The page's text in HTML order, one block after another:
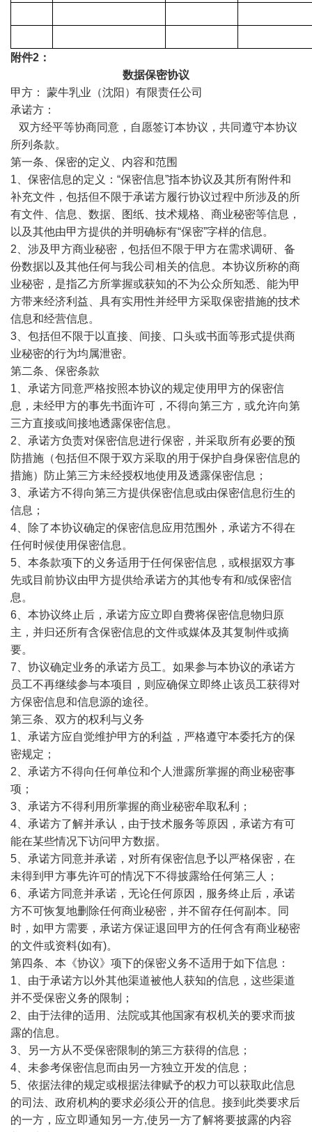
附件2：
数据保密协议
甲方： 蒙牛乳业（沈阳）有限责任公司
承诺方：
双方经平等协商同意，自愿签订本协议，共同遵守本协议
所列条款。
第一条、保密的定义、内容和范围
1、保密信息的定义：“保密信息”指本协议及其所有附件和
补充文件，包括但不限于承诺方履行协议过程中所涉及的所
有文件、信息、数据、图纸、技术规格、商业秘密等信息，
以及其他由甲方提供的并明确标有“保密”字样的信息。
2、涉及甲方商业秘密，包括但不限于甲方在需求调研、备
份数据以及其他任何与我公司相关的信息。本协议所称的商
业秘密，是指乙方所掌握或获知的不为公众所知悉、能为甲
方带来经济利益、具有实用性并经甲方采取保密措施的技术
信息和经营信息。
3、包括但不限于以直接、间接、口头或书面等形式提供商
业秘密的行为均属泄密。
第二条、保密条款
1、承诺方同意严格按照本协议的规定使用甲方的保密信
息，未经甲方的事先书面许可，不得向第三方，或允许向第
三方直接或间接地透露保密信息。
2、承诺方负责对保密信息进行保密，并采取所有必要的预
防措施（包括但不限于双方采取的用于保护自身保密信息的
措施）防止第三方未经授权地使用及透露保密信息；
3、承诺方不得向第三方提供保密信息或由保密信息衍生的
信息；
4、除了本协议确定的保密信息应用范围外，承诺方不得在
任何时候使用保密信息。
5、本条款项下的义务适用于任何保密信息，或根据双方事
先或目前协议由甲方提供给承诺方的其他专有和/或保密信
息。
6、本协议终止后，承诺方应立即自费将保密信息物归原
主，并归还所有含保密信息的文件或媒体及其复制件或摘
要。
7、协议确定业务的承诺方员工。如果参与本协议的承诺方
员工不再继续参与本项目，则应确保立即终止该员工获得对
方保密信息和信息源的途径。
第三条、双方的权利与义务
1、承诺方应自觉维护甲方的利益，严格遵守本委托方的保
密规定；
2、承诺方不得向任何单位和个人泄露所掌握的商业秘密事
项；
3、承诺方不得利用所掌握的商业秘密牟取私利；
4、承诺方了解并承认，由于技术服务等原因，承诺方有可
能在某些情况下访问甲方数据。
5、承诺方同意并承诺，对所有保密信息予以严格保密，在
未得到甲方事先许可的情况下不得披露给任何第三人；
6、承诺方同意并承诺，无论任何原因，服务终止后，承诺
方不可恢复地删除任何商业秘密，并不留存任何副本。同
时，如甲方需要，承诺方保证退回甲方的任何含有商业秘密
的文件或资料(如有)。
第四条、本《协议》项下的保密义务不适用于如下信息：
1、由于承诺方以外其他渠道被他人获知的信息，这些渠道
并不受保密义务的限制；
2、由于法律的适用、法院或其他国家有权机关的要求而披
露的信息。
3、另一方从不受保密限制的第三方获得的信息；
4、未参考保密信息而由另一方独立开发的信息；
5、依据法律的规定或根据法律赋予的权力可以获取此信息
的司法、政府机构的要求必须公开的信息。接到此类要求后
的一方，应立即通知另一方,使另一方了解将要披露的内容